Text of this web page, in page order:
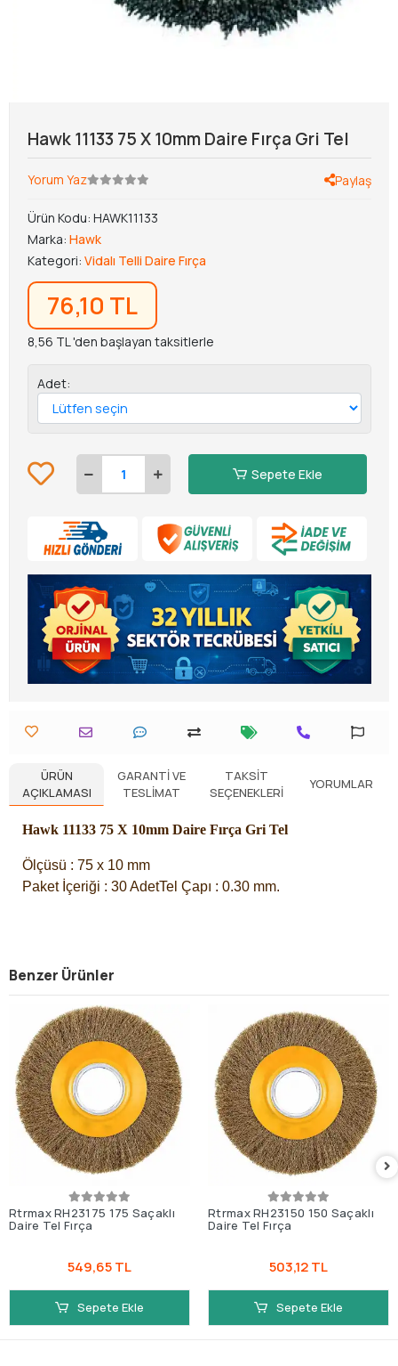
Hawk 11133 75 X 10mm Daire Fırça Gri Tel
Yorum Yaz Paylaş
Ürün Kodu: HAWK11133
Marka: Hawk
Kategori: Vidalı Telli Daire Fırça
76,10 TL
8,56 TL 'den başlayan taksitlerle
Adet:
Sepete Ekle
ÜRÜN
AÇIKLAMASI
GARANTI VE
TESLIMAT
TAKSIT
SEÇENEKLERI
YORUMLAR
Hawk 11133 75 X 10mm Daire Fırça Gri Tel
Ölçüsü : 75 x 10 mm
Paket İçeriği : 30 AdetTel Çapı : 0.30 mm.
Benzer Ürünler
Rtrmax RH23175 175 Saçaklı
Daire Tel Fırça
549,65 TL
Sepete Ekle
Rtrmax RH23150 150 Saçaklı
Daire Tel Fırça
503,12 TL
Sepete Ekle